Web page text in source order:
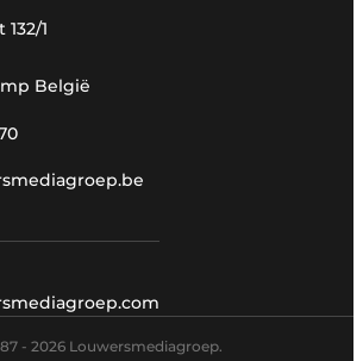
1
België
- 2026 Louwersmediagroep.